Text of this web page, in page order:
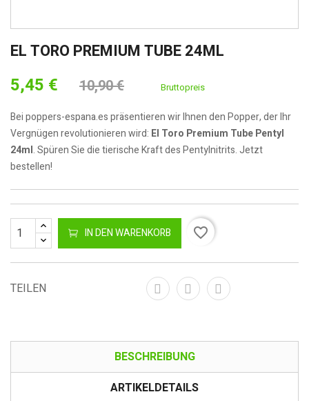
EL TORO PREMIUM TUBE 24ML
5,45 € 10,90 € Bruttopreis
Bei poppers-espana.es präsentieren wir Ihnen den Popper, der Ihr
Vergnügen revolutionieren wird: El Toro Premium Tube Pentyl
24ml. Spüren Sie die tierische Kraft des Pentylnitrits. Jetzt
bestellen!
IN DEN WARENKORB favorite_border
TEILEN
BESCHREIBUNG
ARTIKELDETAILS